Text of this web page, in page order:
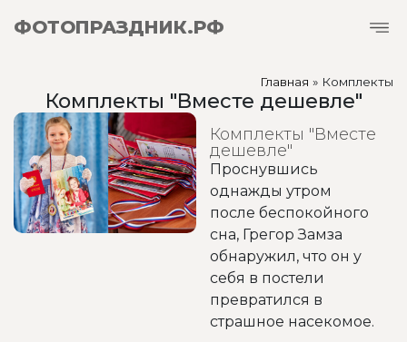
ФОТОПРАЗДНИК.РФ
Главная » Комплекты
Комплекты "Вместе дешевле"
Комплекты "Вместе
дешевле"
Проснувшись
однажды утром
после беспокойного
сна, Грегор Замза
обнаружил, что он у
себя в постели
превратился в
страшное насекомое.